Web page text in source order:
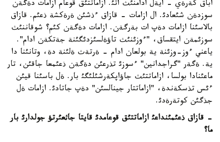
اباق كةرةي - ايةل ادامنئث اتئ. ازاماتتئق قوعام ازامات دةگةن
سوزدةن شئعادئ. ال ازامات - قازاق ءذشئن ةرةكشة ذعئم. قازاق
بالاسئنا ازامات دةپ ات بةرگةن. ازامات دةگةن كئم؟ شوقاننئث
سوزئمةن ايتقساق، "ءوزئنئث تاؤةلسئزدئگئنة جةتكةن ادام".
ياعني ءوز-وزئنة ية بولعان ادام - ةرتةث ةلئنة دة، وتانئنا دا
ية. ةگةر "گراجدانين" ءسوزئ تذرعئن دةگةن ذعئمعا جاقئن، تار
ماعئنادا بولسا، ازاماتتئث جاؤاپكةرشئلئگئ بار. ةل باسئنا قيئن
ءئس تذسكةندة، "ازاماتتار جينالسئن" دةپ جاتادئ. ازامات ةل
جذگئن كوتةرةدئ.
- قازاق ذعئمئنداعئ ازاماتتئق قوعامدئ قايتا جاثعئرتؤ جولدارئ بار
ما؟